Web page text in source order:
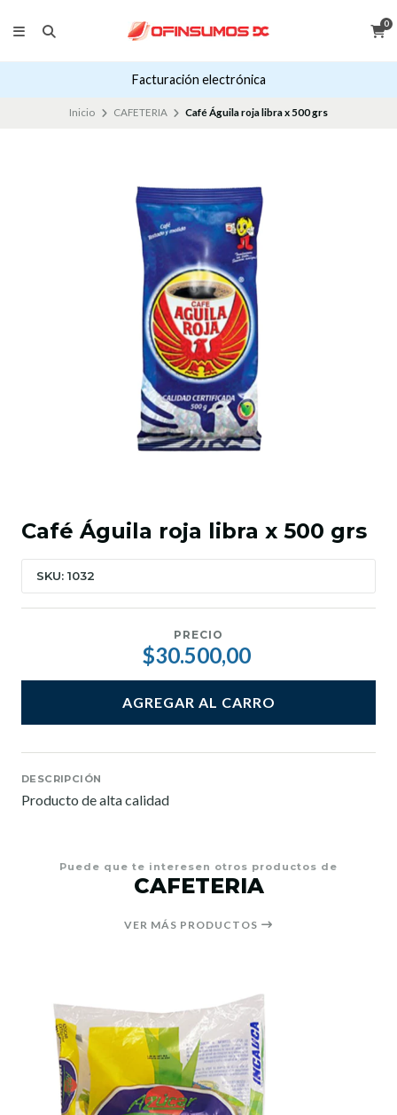
0
Facturación electrónica
Inicio CAFETERIA Café Águila roja libra x 500 grs
Café Águila roja libra x 500 grs
SKU: 1032
PRECIO
$30.500,00
AGREGAR AL CARRO
DESCRIPCIÓN
Producto de alta calidad
Puede que te interesen otros productos de
CAFETERIA
VER MÁS PRODUCTOS